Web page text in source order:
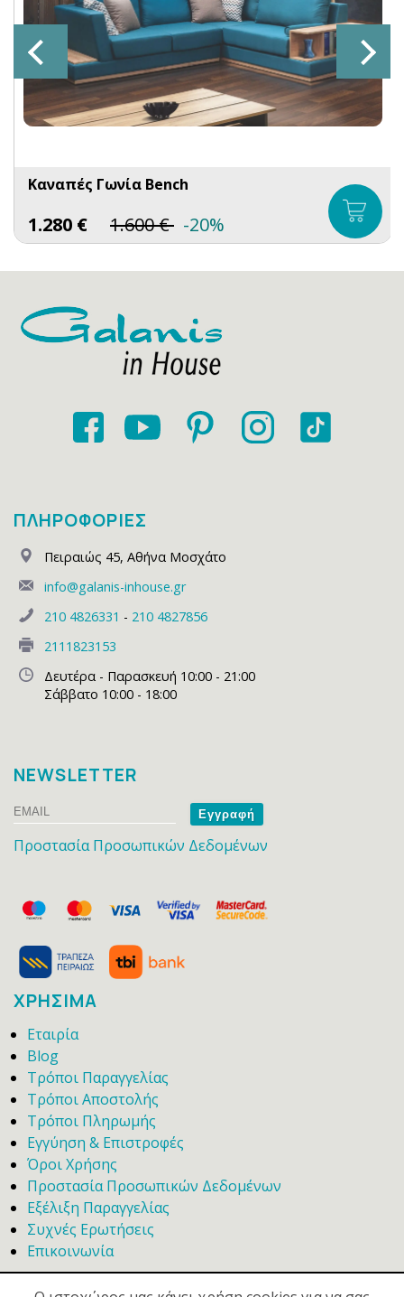
Καναπές Γωνία Bench
1.280 € 1.600€ -20%
ΠΛΗΡΟΦΟΡΙΕΣ
Πειραιώς 45, Αθήνα Μοσχάτο
info@galanis-inhouse.gr
210 4826331 - 210 4827856
2111823153
Δευτέρα - Παρασκευή 10:00 - 21:00
Σάββατο 10:00 - 18:00
NEWSLETTER
Email
Name
Προστασία Προσωπικών Δεδομένων
ΧΡΗΣΙΜΑ
Εταιρία
Blog
Τρόποι Παραγγελίας
Τρόποι Αποστολής
Τρόποι Πληρωμής
Εγγύηση & Επιστροφές
Όροι Χρήσης
Προστασία Προσωπικών Δεδομένων
Εξέλιξη Παραγγελίας
Συχνές Ερωτήσεις
Επικοινωνία